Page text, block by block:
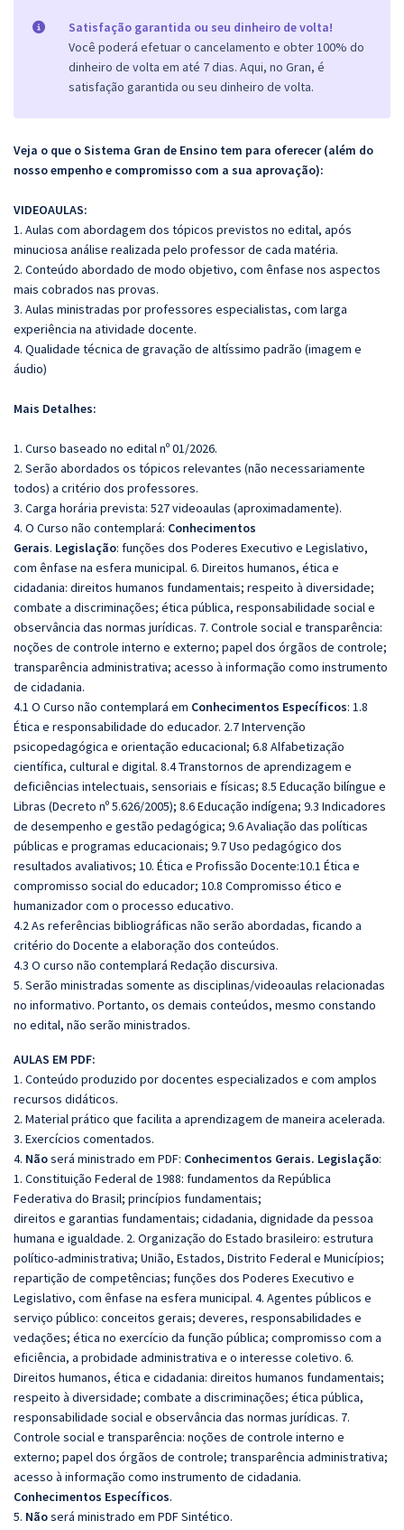
Satisfação garantida ou seu dinheiro de volta!
Você poderá efetuar o cancelamento e obter 100% do
dinheiro de volta em até 7 dias. Aqui, no Gran, é
satisfação garantida ou seu dinheiro de volta.
Veja o que o Sistema Gran de Ensino tem para oferecer (além do
nosso empenho e compromisso com a sua aprovação):
VIDEOAULAS:
1. Aulas com abordagem dos tópicos previstos no edital, após
minuciosa análise realizada pelo professor de cada matéria.
2. Conteúdo abordado de modo objetivo, com ênfase nos aspectos
mais cobrados nas provas.
3. Aulas ministradas por professores especialistas, com larga
experiência na atividade docente.
4. Qualidade técnica de gravação de altíssimo padrão (imagem e
áudio)
Mais Detalhes:
1. Curso baseado no edital nº 01/2026.
2. Serão abordados os tópicos relevantes (não necessariamente
todos) a critério dos professores.
3. Carga horária prevista: 527 videoaulas (aproximadamente).
4. O Curso não contemplará: Conhecimentos
Gerais. Legislação: funções dos Poderes Executivo e Legislativo,
com ênfase na esfera municipal. 6. Direitos humanos, ética e
cidadania: direitos humanos fundamentais; respeito à diversidade;
combate a discriminações; ética pública, responsabilidade social e
observância das normas jurídicas. 7. Controle social e transparência:
noções de controle interno e externo; papel dos órgãos de controle;
transparência administrativa; acesso à informação como instrumento
de cidadania.
4.1 O Curso não contemplará em Conhecimentos Específicos: 1.8
Ética e responsabilidade do educador. 2.7 Intervenção
psicopedagógica e orientação educacional; 6.8 Alfabetização
científica, cultural e digital. 8.4 Transtornos de aprendizagem e
deficiências intelectuais, sensoriais e físicas; 8.5 Educação bilíngue e
Libras (Decreto nº 5.626/2005); 8.6 Educação indígena; 9.3 Indicadores
de desempenho e gestão pedagógica; 9.6 Avaliação das políticas
públicas e programas educacionais; 9.7 Uso pedagógico dos
resultados avaliativos; 10. Ética e Profissão Docente:10.1 Ética e
compromisso social do educador; 10.8 Compromisso ético e
humanizador com o processo educativo.
4.2 As referências bibliográficas não serão abordadas, ficando a
critério do Docente a elaboração dos conteúdos.
4.3 O curso não contemplará Redação discursiva.
5. Serão ministradas somente as disciplinas/videoaulas relacionadas
no informativo. Portanto, os demais conteúdos, mesmo constando
no edital, não serão ministrados.
AULAS EM PDF:
1. Conteúdo produzido por docentes especializados e com amplos
recursos didáticos.
2. Material prático que facilita a aprendizagem de maneira acelerada.
3. Exercícios comentados.
4. Nãoserá ministrado em PDF: Conhecimentos Gerais. Legislação:
1. Constituição Federal de 1988: fundamentos da República
Federativa do Brasil; princípios fundamentais;
direitos e garantias fundamentais; cidadania, dignidade da pessoa
humana e igualdade. 2. Organização do Estado brasileiro: estrutura
político-administrativa; União, Estados, Distrito Federal e Municípios;
repartição de competências; funções dos Poderes Executivo e
Legislativo, com ênfase na esfera municipal. 4. Agentes públicos e
serviço público: conceitos gerais; deveres, responsabilidades e
vedações; ética no exercício da função pública; compromisso com a
eficiência, a probidade administrativa e o interesse coletivo. 6.
Direitos humanos, ética e cidadania: direitos humanos fundamentais;
respeito à diversidade; combate a discriminações; ética pública,
responsabilidade social e observância das normas jurídicas. 7.
Controle social e transparência: noções de controle interno e
externo; papel dos órgãos de controle; transparência administrativa;
acesso à informação como instrumento de cidadania.
Conhecimentos Específicos.
5. Nãoserá ministrado em PDF Sintético.